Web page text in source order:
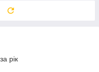
рік